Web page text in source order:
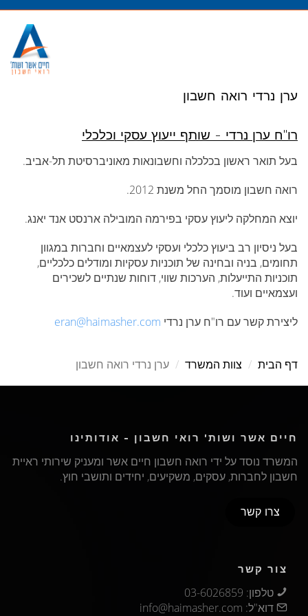
מעבר
ערן נרדי רואה חשבון
רו"ח ערן נרדי - שותף ייעוץ עסקי וכלכלי
בעל תואר ראשון בכלכלה וחשבונאות מאוניברסיטת תל-אביב.
רואה חשבון מוסמך החל משנת 2012.
יוצא המחלקה ליעוץ עסקי בפירמה המובילה ארנסט אנד יאנג.
בעל ניסיון רב ביעוץ כלכלי ועסקי לעצמאיים וחברות במגוון
תחומים, בניה ובחינה של תוכניות עסקיות ומודלים כלכליים,
תוכניות התייעלות, הערכות שווי, דוחות שנתיים לשכירים
ועצמאיים ועוד.
ליצירת קשר עם רו"ח ערן נרדי eran@haimasher.com
דף הבית צוות המשרד ערן נרדי רואה חשבון
חיים אשר ושות' רואי חשבון - אודותינו
המשרד נוסד על ידי רואה חשבון חיים אשר ומעניק שירותי ראיית
חשבון לחברות, עסקים, משקיעים, יחידים ותושבי חוץ.
צרו קשר
צור קשר
טלפון: ‏03-6026859‏‏
דוא"ל: info@haimasher.com